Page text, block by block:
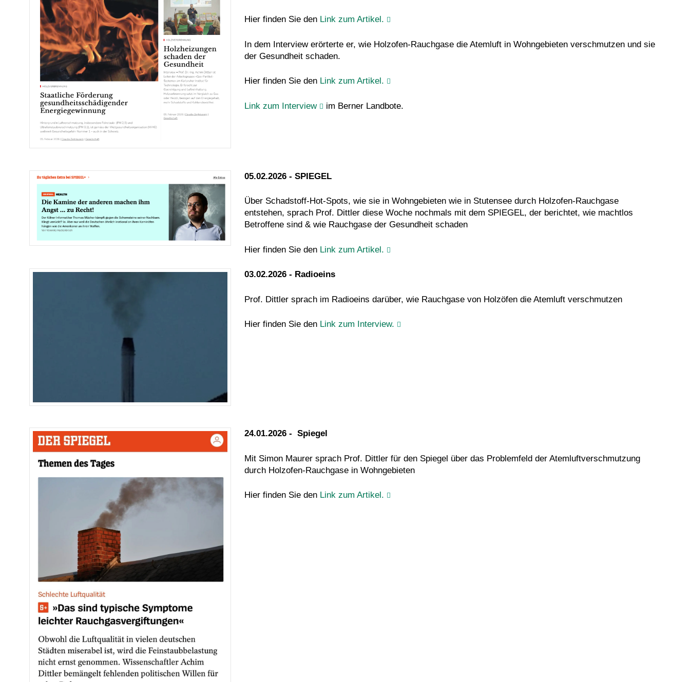
Hier finden Sie den Link zum Artikel.
In dem Interview erörterte er, wie Holzofen-Rauchgase die Atemluft in Wohngebieten verschmutzen und sie
der Gesundheit schaden.
Hier finden Sie den Link zum Artikel.
Link zum Interview im Berner Landbote.
05.02.2026 - SPIEGEL
Über Schadstoff-Hot-Spots, wie sie in Wohngebieten wie in Stutensee durch Holzofen-Rauchgase
entstehen, sprach Prof. Dittler diese Woche nochmals mit dem SPIEGEL, der berichtet, wie machtlos
Betroffene sind & wie Rauchgase der Gesundheit schaden
Hier finden Sie den Link zum Artikel.
03.02.2026 - Radioeins
Prof. Dittler sprach im Radioeins darüber, wie Rauchgase von Holzöfen die Atemluft verschmutzen
Hier finden Sie den Link zum Interview.
24.01.2026 - Spiegel
Mit Simon Maurer sprach Prof. Dittler für den Spiegel über das Problemfeld der Atemluftverschmutzung
durch Holzofen-Rauchgase in Wohngebieten
Hier finden Sie den Link zum Artikel.